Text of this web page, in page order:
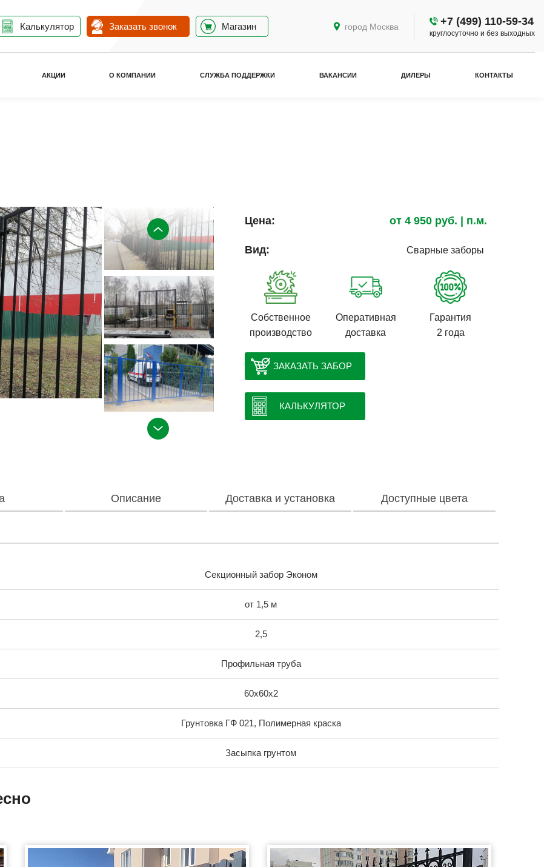
Калькулятор Заказать звонок Магазин
АКЦИИ О КОМПАНИИ СЛУЖБА ПОДДЕРЖКИ ВАКАНСИИ ДИЛЕРЫ КОНТАКТЫ
город Москва +7 (499) 110-59-34
круглосуточно и без выходных
Цена: от 4 950 руб. | п.м.
Вид: Сварные заборы
Собственное
производство
Оперативная
доставка
Гарантия
2 года
ЗАКАЗАТЬ ЗАБОР
КАЛЬКУЛЯТОР
Описание Доставка и установка Доступные цвета
Секционный забор Эконом
от 1,5 м
2,5
Профильная труба
60х60х2
Грунтовка ГФ 021, Полимерная краска
Засыпка грунтом